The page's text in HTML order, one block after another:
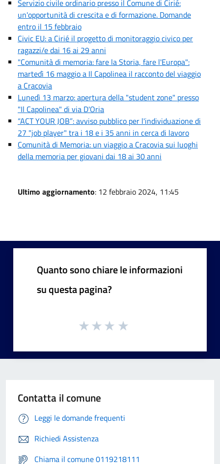
Servizio civile ordinario presso il Comune di Cirié:
un'opportunità di crescita e di formazione. Domande
entro il 15 febbraio
Civic EU: a Cirié il progetto di monitoraggio civico per
ragazzi/e dai 16 ai 29 anni
"Comunità di memoria: fare la Storia, fare l'Europa":
martedì 16 maggio a Il Capolinea il racconto del viaggio
a Cracovia
Lunedì 13 marzo: apertura della "student zone" presso
"Il Capolinea" di via D'Oria
“ACT YOUR JOB”: avviso pubblico per l'individuazione di
27 "job player" tra i 18 e i 35 anni in cerca di lavoro
Comunità di Memoria: un viaggio a Cracovia sui luoghi
della memoria per giovani dai 18 ai 30 anni
Ultimo aggiornamento: 12 febbraio 2024, 11:45
Quanto sono chiare le informazioni
su questa pagina?
Contatta il comune
Leggi le domande frequenti
Richiedi Assistenza
Chiama il comune 0119218111